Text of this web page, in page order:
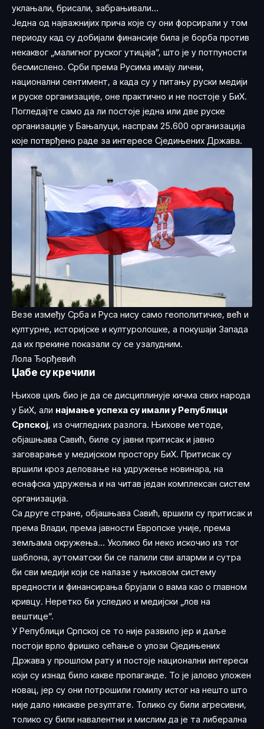
уклањали, брисали, забрањивали…
Једна од најважнијих прича које су они форсирали у том
периоду кад су добијали финансије била је борба против
некаквог „малигног руског утицаја“, што је у потпуности
бесмислено. Срби према Русима имају лични,
национални сентимент, а када су у питању руски медији
и руске организације, оне практично и не постоје у БиХ.
Погледајте само да ли постоје једна или две руске
организације у Бањалуци, наспрам 25.600 организација
које потврђено раде за интересе Сједињених Држава.
Везе између Срба и Руса нису само геополитичке, већ и
културне, историјске и културолошке, а покушаји Запада
да их прекине показали су се узалудним.
Лола Ђорђевић
Џабе су кречили
Њихов циљ био је да се дисциплинује кичма свих народа
у БиХ, али најмање успеха су имали у Републици
Српској, из очигледних разлога. Њихове методе,
објашњава Савић, биле су јавни притисак и јавно
заговарање у медијском простору БиХ. Притисак су
вршили кроз деловање на удружење новинара, на
еснафска удружења и на читав један комплексан систем
организација.
Са друге стране, објашњава Савић, вршили су притисак и
према Влади, према јавности Европске уније, према
земљама окружења… Уколико би неко искочио из тог
шаблона, аутоматски би се палили сви аларми и сутра
би сви медији који се налазе у њиховом систему
вредности и финансирања брујали о вама као о главном
кривцу. Неретко би уследио и медијски „лов на
вештице“.
У Републици Српској се то није развило јер и даље
постоји врло фришко сећање о улози Сједињених
Држава у прошлом рату и постоје национални интереси
који су изнад било какве пропаганде. То је јалово уложен
новац, јер су они потрошили гомилу истог на нешто што
није дало никакве резултате. Толико су били агресивни,
толико су били навалентни и мислим да је та либерална